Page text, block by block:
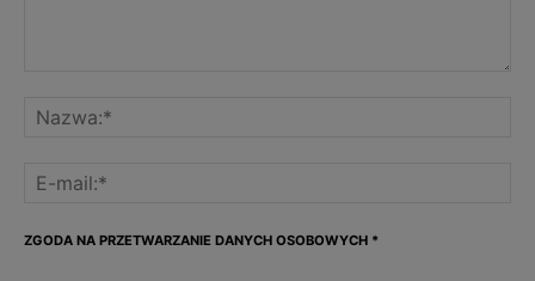
ZGODA NA PRZETWARZANIE DANYCH OSOBOWYCH *